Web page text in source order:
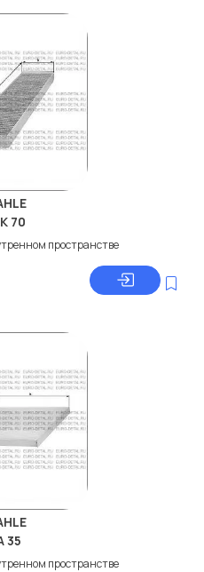
70
пространстве
35
пространстве